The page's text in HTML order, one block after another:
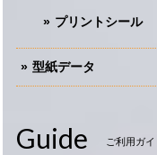
プリントシール
型紙データ
Guide ご利用ガイ